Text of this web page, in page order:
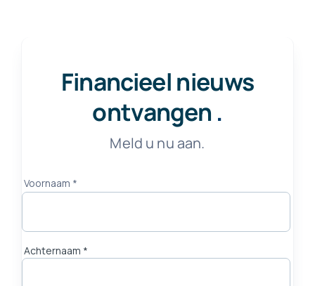
Financieel nieuws
ontvangen .
Meld u nu aan.